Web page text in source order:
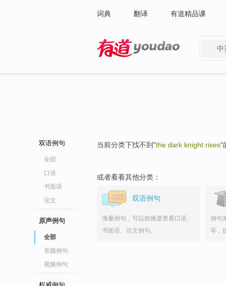
词典 翻译 有道精品课
中
双语例句
全部
口语
书面语
论文
原声例句
全部
音频例句
视频例句
当前分类下找不到"the dark knight rises"
或者看看其他分类：
双语例句
海量例句，可以按难度查看口语、
书面语、论文例句。
例句
等，